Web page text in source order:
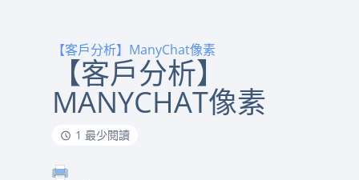
【客戶分析】ManyChat像素
【客戶分析】
MANYCHAT像素
1 最少閱讀